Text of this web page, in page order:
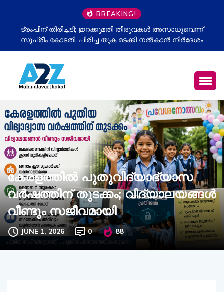
BREAKING!
ഉപതിരഞ്ഞെടുപ്പ് തോൽവി മനപ്പൂർവമോ? ബിജെപിക്കെതിരെ
അഖിലേഷ് യാദവിന്റെ പുതിയ ആരോപണം; ഇവിഎം ചർച്ച
വീണ്ടും സജീവം
കേരളത്തിൽ പുതുവിദ്യാഭ്യാസ
വർഷത്തിന് തുടക്കം; വിദ്യാലയങ്ങൾ
വീണ്ടും സജീവമായി
JUNE 1, 2026 0 88